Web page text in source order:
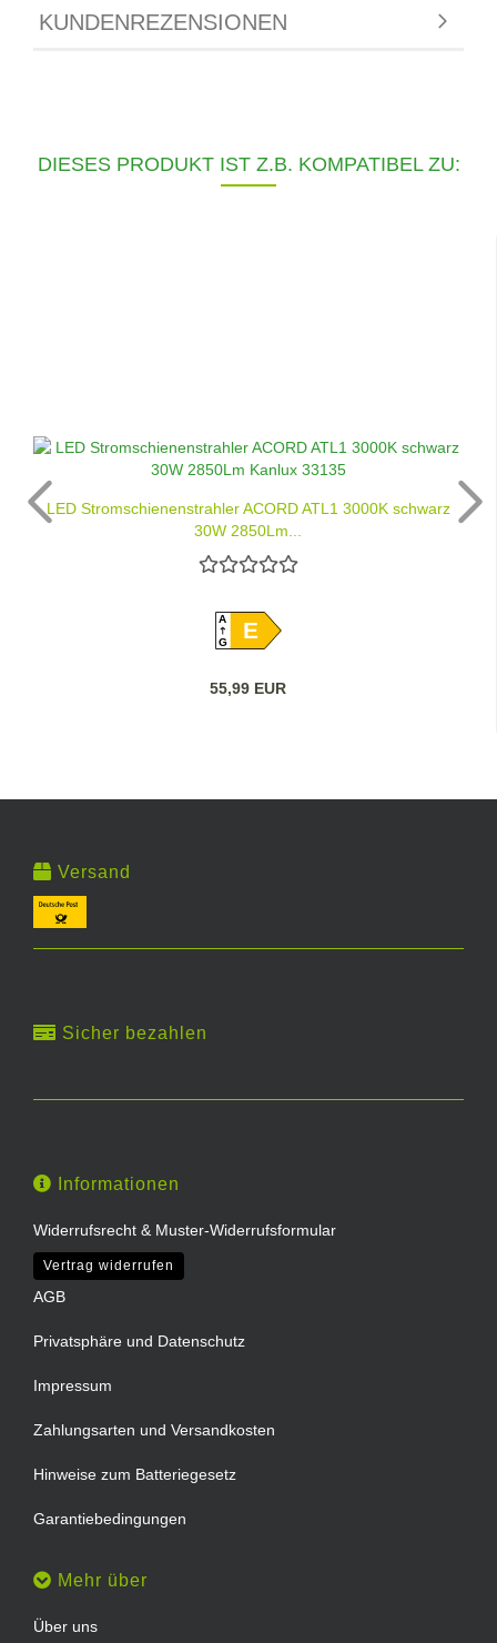
KUNDENREZENSIONEN
DIESES PRODUKT IST Z.B. KOMPATIBEL ZU:
LED Stromschienenstrahler ACORD ATL1 3000K schwarz
30W 2850Lm...
A
GE
55,99 EUR
Versand
Sicher bezahlen
Informationen
Widerrufsrecht & Muster-Widerrufsformular
Vertrag widerrufen
AGB
Privatsphäre und Datenschutz
Impressum
Zahlungsarten und Versandkosten
Hinweise zum Batteriegesetz
Garantiebedingungen
Mehr über
Über uns